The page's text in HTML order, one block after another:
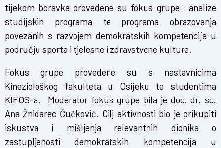
tijekom boravka provedene su fokus grupe i analize
studijskih programa te programa obrazovanja
povezanih s razvojem demokratskih kompetencija u
području sporta i tjelesne i zdravstvene kulture.
Fokus grupe provedene su s nastavnicima
Kineziološkog fakulteta u Osijeku te studentima
KIFOS-a. Moderator fokus grupe bila je doc. dr. sc.
Ana Žnidarec Čučković. Cilj aktivnosti bio je prikupiti
iskustva i mišljenja relevantnih dionika o
zastupljenosti demokratskih kompetencija u